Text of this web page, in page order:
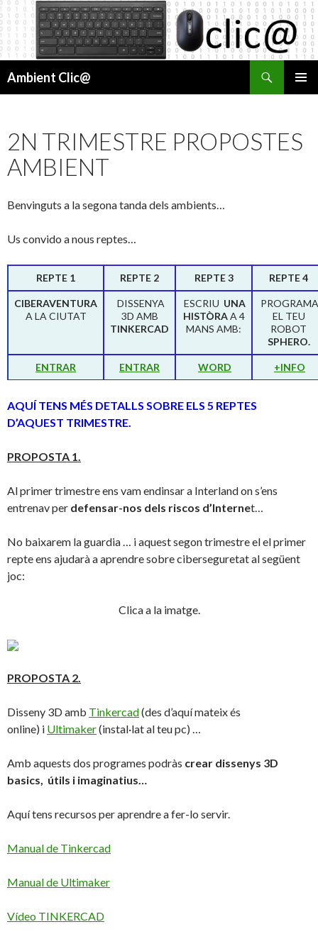
Ambient Clic@
2N TRIMESTRE PROPOSTES
AMBIENT
Benvinguts a la segona tanda dels ambients…
Us convido a nous reptes…
REPTE 1 REPTE 2 REPTE 3 REPTE 4
CIBERAVENTURA
A LA CIUTAT
DISSENYA
3D AMB
TINKERCAD
ESCRIU UNA
HISTÒRAA 4
MANS AMB:
PROGRAMA
EL TEU
ROBOT
SPHERO.
ENTRAR ENTRAR WORD +INFO
AQUÍ TENS MÉS DETALLS SOBRE ELS 5 REPTES
D’AQUEST TRIMESTRE.
PROPOSTA 1.
Al primer trimestre ens vam endinsar a Interland on s’ens
entrenav per defensar-nos dels riscos d’Internet…
No baixarem la guardia … i aquest segon trimestre el el primer
repte ens ajudarà a aprendre sobre ciberseguretat al següent
joc:
Clica a la imatge.
PROPOSTA 2.
Disseny 3Damb Tinkercad(des d’aquí mateix és
online) i Ultimaker(instal·lat al teu pc) ​…
Amb aquests dos programes podràs crear dissenys 3D
basics, útils i imaginatius…
Aquí tens recursos per aprendre a fer-lo servir.
Manual de Tinkercad
Manual de Ultimaker
Vídeo TINKERCAD